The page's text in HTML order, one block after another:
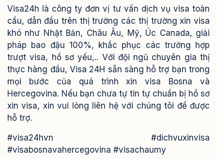
Visa24h là công ty đơn vị tư vấn dịch vụ visa toàn
cầu, dẫn đầu trên thị trường các thị trường xin visa
khó như Nhật Bản, Châu Âu, Mỹ, Úc Canada, giải
pháp bao đậu 100%, khắc phục các trường hợp
trượt visa, hồ sơ yếu,.. Với đội ngũ chuyên gia thị
thực hàng đầu, Visa 24H sẵn sàng hỗ trợ bạn trong
mọi bước của quá trình xin visa Bosna và
Hercegovina. Nếu bạn chưa tự tin tự chuẩn bị hồ sơ
xin visa, xin vui lòng liên hệ với chúng tôi để được
hỗ trợ.
#visa24hvn #dichvuxinvisa
#visabosnavahercegovina #visachaumy